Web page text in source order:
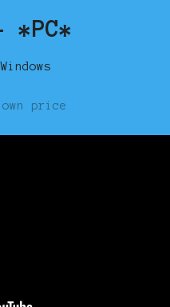
*PC*
own price